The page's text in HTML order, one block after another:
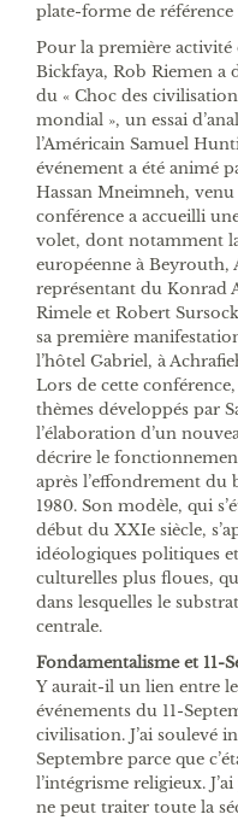
plate-forme de
Pour la première
Bickfaya, Rob Riemen a
du « Choc des
mondial », un essai
l’Américain Samuel
événement a été animé
Hassan Mneimneh,
conférence a accueilli
volet, dont notamment
européenne à Beyrouth,
représentant du Konrad
Rimele et Robert
sa première
l’hôtel Gabriel, à
Lors de cette
thèmes développés par
l’élaboration d’un
décrire le
après l’effondrement du
1980. Son modèle, qui
début du XXIe siècle,
idéologiques politiques
culturelles plus floues,
dans lesquelles le
centrale.
Fondamentalisme et 11-
Y aurait-il un lien entre
événements du 11-
civilisation. J’ai soulevé
Septembre parce que
l’intégrisme religieux.
ne peut traiter toute la